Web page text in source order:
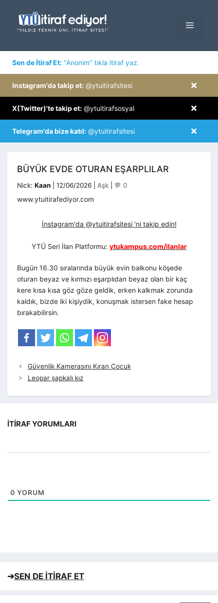
MENÜ
Sen de İtiraf Et: "Anonim" tıkla itiraf yaz.
×
Instagram'da takip et: @ytuitirafsitesi
×
X(Twitter)'te takip et: @ytuitirafsosyal
×
Telegram'da bize katıl: @ytuitirafsitesi
BÜYÜK EVDE OTURAN EŞARPLILAR
Nick: Kaan 12/06/2026 Kategoriler
Aşk 💬 0
www.ytuitirafediyor.com
İnstagram'da @ytuitirafsitesi 'ni takip edin!
YTÜ Seri İlan Platformu: ytukampus.com/ilanlar
Bugün 16.30 sıralarında büyük evin balkonu köşede
oturan beyaz ve kırmızı eşarplıdan beyaz olan bir kaç
kere kısa kısa göz göze geldik, erken kalkmak zorunda
kaldık, bizde iki kişiydik, konuşmak istersen fake hesap
bırakabilirsin.
Güvenlik Kamerasını Kıran Çocuk
Leopar şapkalı kız
İTIRAF YORUMLARI
0 YORUM
➔SEN DE İTİRAF ET